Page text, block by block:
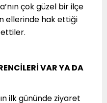
çok güzel bir ilçe
ellerinde hak ettiği
VAR YA DA
ilk gününde ziyaret